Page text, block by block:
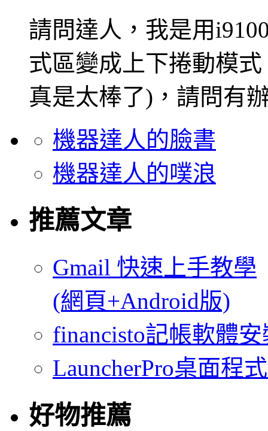
請問達人，我是用
式區變成上下捲動模
真是太棒了)，請問有
機器達人的臉書
機器達人的噗浪
推薦文章
Gmail 快速上手教學
(網頁+Android版)
financisto記帳軟體
LauncherPro桌面程
好物推薦